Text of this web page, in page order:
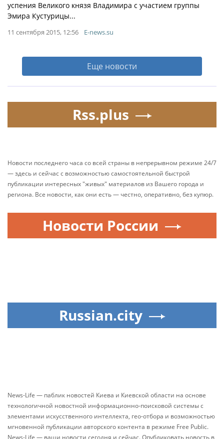
успения Великого князя Владимира с участием группы
Эмира Кустурицы...
11 сентября 2015, 12:56 E-news.su
Еще новости
Rss.plus
Новости последнего часа со всей страны в непрерывном режиме 24/7
— здесь и сейчас с возможностью самостоятельной быстрой
публикации интересных "живых" материалов из Вашего города и
региона. Все новости, как они есть — честно, оперативно, без купюр.
Новости России
Russian.city
News-Life — паблик новостей Киева и Киевской области на основе
технологичной новостной информационно-поисковой системы с
элементами искусственного интеллекта, гео-отбора и возможностью
мгновенной публикации авторского контента в режиме Free Public.
News-Life — ваши новости сегодня и сейчас. Опубликовать новость в